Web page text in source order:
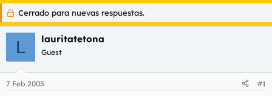
c
i
d
o
d
c
h
a
d
i
Cerrado para nuevas respuestas.
L lauritatetona
Guest
7 Feb 2005 #1